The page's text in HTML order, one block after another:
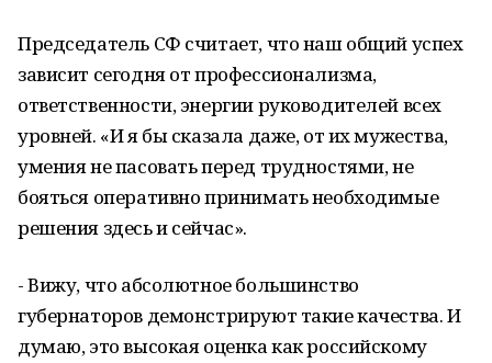
Председатель СФ считает, что наш общий успех
зависит сегодня от профессионализма,
ответственности, энергии руководителей всех
уровней. «И я бы сказала даже, от их мужества,
умения не пасовать перед трудностями, не
бояться оперативно принимать необходимые
решения здесь и сейчас».
- Вижу, что абсолютное большинство
губернаторов демонстрируют такие качества. И
думаю, это высокая оценка как российскому